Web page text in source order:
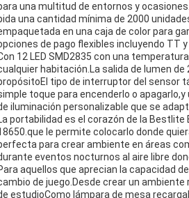
una multitud de entornos y
una cantidad mínima de 2000
en una caja de color para
de pago flexibles incluyendo TT
12 LED SMD2835 con una
habitación.La salida de lumen
tipo de interruptor del sensor
toque para encenderlo o
iluminación personalizable que se
portabilidad es el corazón de la
le permite colocarlo donde
para crear ambiente en áreas
eventos nocturnos al aire libre
aquellos que aprecian la capacidad
de juego.Desde crear un
estudioComo lámpara de mesa